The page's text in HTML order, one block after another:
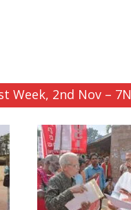
Week, 2nd Nov –